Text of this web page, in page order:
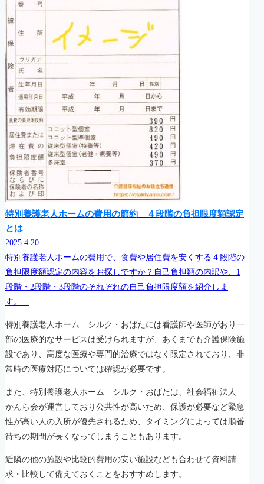
特別養護老人ホームの費用の節約 ４段階の負担限度額認定
とは
2025.4.20
特別養護老人ホームの費用で、食費や居住費を安くする４段階の
負担限度額認定の内容をお探しですか？自己負担額の内訳や、1
段階・2段階・3段階のそれぞれの自己負担限度額を紹介しま
す。...
特別養護老人ホーム シルク・おばたには看護師や医師がおり一
部の医療的なサービスは受けられますが、あくまでも介護保険施
設であり、高度な医療や専門的治療ではなく限定されており、非
常時の医療対応については確認が必要です。
また、特別養護老人ホーム シルク・おばたは、社会福祉法人
かんら会が運営しており公共性が高いため、保護が必要など緊急
性が高い人の入所が優先されるため、タイミングによっては順番
待ちの期間が長くなってしまうこともあります。
近隣の他の施設や比較的費用の安い施設なども合わせて資料請
求・比較して備えておくことをおすすめします。